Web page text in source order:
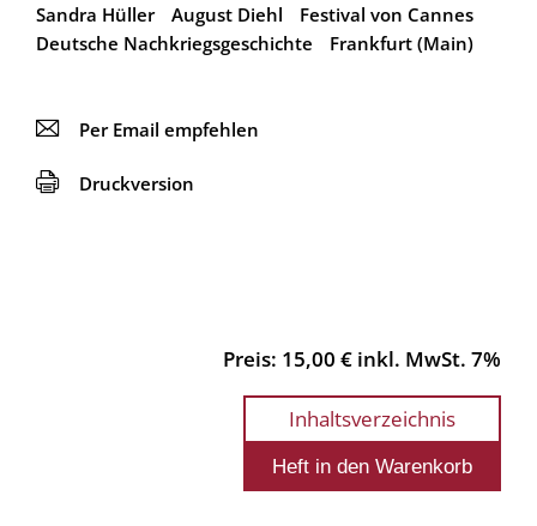
Sandra Hüller
August Diehl
Festival von Cannes
Deutsche Nachkriegsgeschichte
Frankfurt (Main)
📧 Per Email empfehlen
🖨 Druckversion
Preis: 15,00 € inkl. MwSt. 7%
Inhaltsverzeichnis